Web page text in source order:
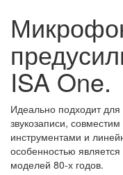
ISA One.
Идеально подходит
звукозаписи,
инструментами и
особенностью является
моделей 80-х годов.